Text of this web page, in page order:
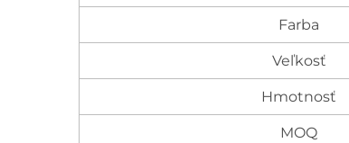
Farba
Veľkosť
Hmotnosť
MOQ